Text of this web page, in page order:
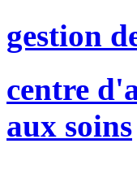
gestion
centre
aux soins